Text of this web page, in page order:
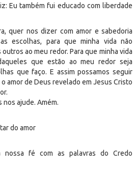
Eu também fui educado com liberdade
quer nos dizer com amor e sabedoria
escolhas, para que minha vida não
ao meu redor. Para que minha vida
que estão ao meu redor seja
que faço. E assim possamos seguir
amor de Deus revelado em Jesus Cristo
ajude. Amém.
do amor
nossa fé com as palavras do Credo